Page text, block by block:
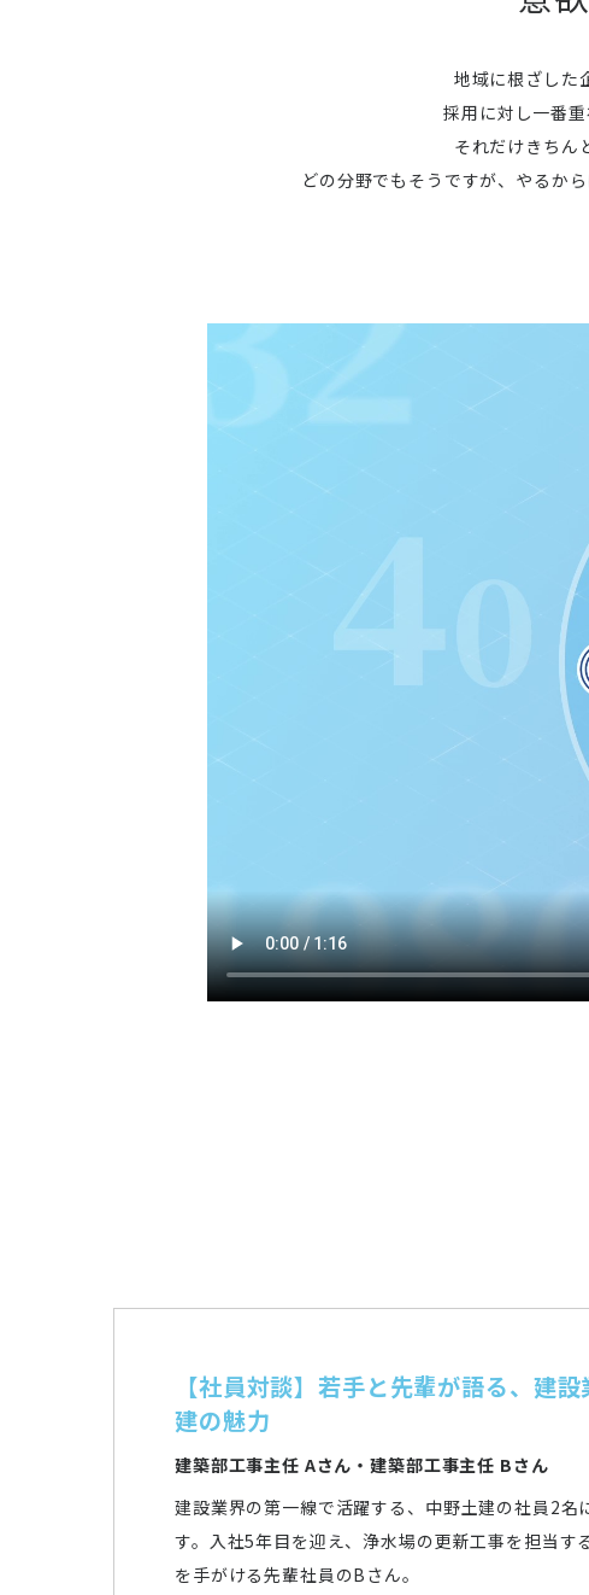
地域に根ざした
採用に対し一番
それだけきちん
どの分野でもそうですが、やるか
【社員対談】若手と先輩が語る、建
建の魅力
建築部工事主任 Aさん・建築部工事主任 Bさん
建設業界の第一線で活躍する、中野土建の社員2名
す。入社5年目を迎え、浄水場の更新工事を担当す
を手がける先輩社員のBさん。